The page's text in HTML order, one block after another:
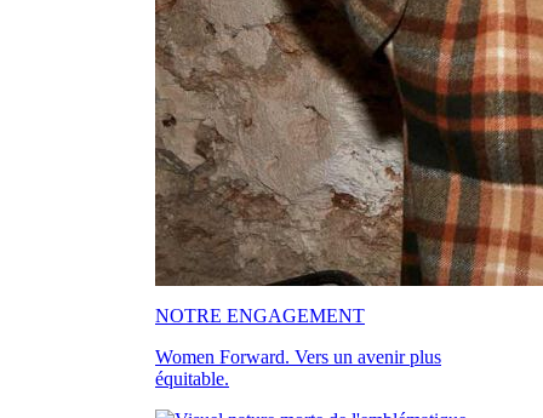
NOTRE ENGAGEMENT
Women Forward. Vers un avenir plus
équitable.